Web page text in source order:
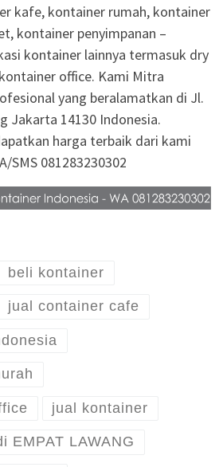
kafe, kontainer rumah, kontainer
kontainer penyimpanan –
kontainer lainnya termasuk dry
office. Kami Mitra
yang beralamatkan di Jl.
Jakarta 14130 Indonesia.
harga terbaik dari kami
SMS 081283230302
beli kontainer
jual container cafe
jual kontainer
EMPAT LAWANG